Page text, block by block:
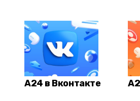
А24 в Вконтакте